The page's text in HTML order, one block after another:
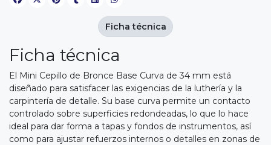
Ficha técnica
El Mini Cepillo de Bronce Base Curva de 34 mm está
diseñado para satisfacer las exigencias de la luthería y la
carpintería de detalle. Su base curva permite un contacto
controlado sobre superficies redondeadas, lo que lo hace
ideal para dar forma a tapas y fondos de instrumentos, así
como para ajustar refuerzos internos o detalles en zonas de
Ficha técnica